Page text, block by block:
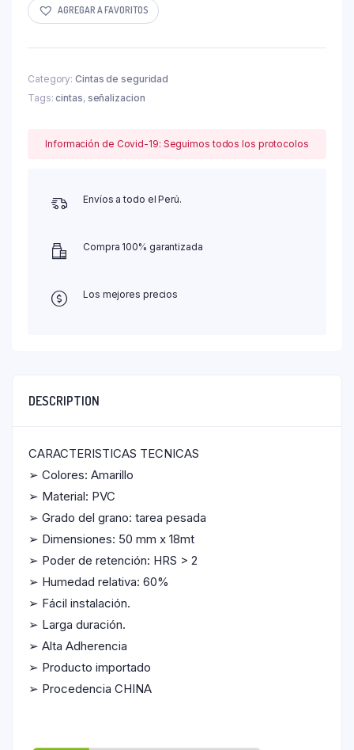
AMARILLA
quantity
AGREGAR A FAVORITOS
Category: Cintas de seguridad
Tags:cintas, señalizacion
Información de Covid-19: Seguimos todos los protocolos
Envíos a todo el Perú.
Compra 100% garantizada
Los mejores precios
DESCRIPTION
CARACTERISTICAS TECNICAS
➢ Colores: Amarillo
➢ Material: PVC
➢ Grado del grano: tarea pesada
➢ Dimensiones: 50 mm x 18mt
➢ Poder de retención: HRS > 2
➢ Humedad relativa: 60%
➢ Fácil instalación.
➢ Larga duración.
➢ Alta Adherencia
➢ Producto importado
➢ Procedencia CHINA